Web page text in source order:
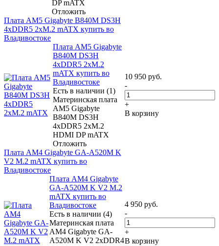
DP mATX
Отложить
Плата AM5 Gigabyte B840M DS3H
4xDDR5 2xM.2 mATX купить во
Владивостоке
Плата AM5 Gigabyte
B840M DS3H
4xDDR5 2xM.2
mATX купить во
Владивостоке
Есть в наличии (1)
Материнская плата
AM5 Gigabyte
B840M DS3H
4xDDR5 2xM.2
HDMI DP mATX
Отложить
10 950 руб.
-
+
В корзину
Плата AM4 Gigabyte GA-A520M K
V2 M.2 mATX купить во
Владивостоке
Плата AM4 Gigabyte
GA-A520M K V2 M.2
mATX купить во
Владивостоке
Есть в наличии (4)
Материнская плата
AM4 Gigabyte GA-
A520M K V2 2xDDR4
4 950 руб.
-
+
В корзину